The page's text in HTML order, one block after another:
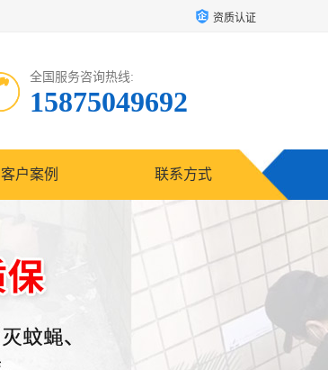
资质认证
全国服务咨询热线:
15875049692
客户案例 联系方式